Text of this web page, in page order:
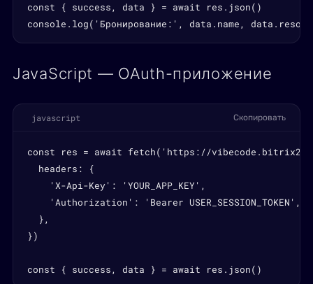
const { success, data } = await res.json()
console.log('Бронирование:', data.name,
JavaScript — OAuth-приложение
javascript Скопировать
const res = await fetch('https://
  headers: {
    'X-Api-Key': 'YOUR_APP_KEY',
    'Authorization': 'Bearer USER_SESSION_TOKEN',
  },
})
const { success, data } = await res.json()